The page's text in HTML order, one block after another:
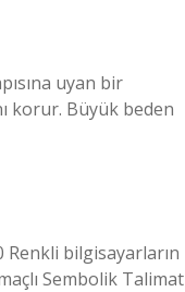
uyan bir
korur. Büyük beden
Renkli bilgisayarların
Sembolik Talimat